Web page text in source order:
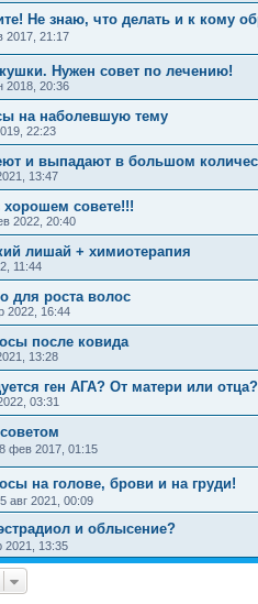
Не знаю, что делать и к кому
2017, 21:17
Нужен совет по лечению!
2018, 20:36
на наболевшую тему
22:23
и выпадают в большом
13:47
совете!!!
2022, 20:40
лишай + химиотерапия
11:44
для роста волос
2022, 16:44
после ковида
13:28
ген АГА? От матери или
03:31
фев 2017, 01:15
на голове, брови и на груди!
авг 2021, 00:09
и облысение?
2021, 13:35